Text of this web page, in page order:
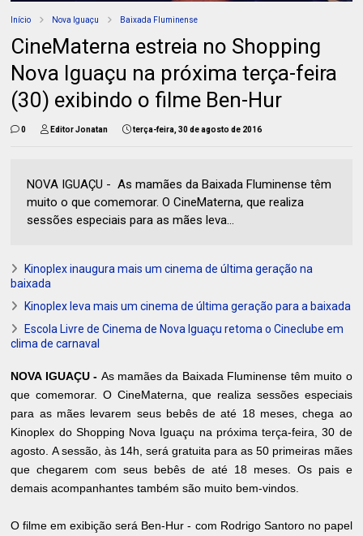
Início Nova Iguaçu Baixada Fluminense
CineMaterna estreia no Shopping
Nova Iguaçu na próxima terça-feira
(30) exibindo o filme Ben-Hur
0 Editor Jonatan terça-feira, 30 de agosto de 2016
NOVA IGUAÇU - As mamães da Baixada Fluminense têm
muito o que comemorar. O CineMaterna, que realiza
sessões especiais para as mães leva...
Kinoplex inaugura mais um cinema de última geração na
baixada
Kinoplex leva mais um cinema de última geração para a baixada
Escola Livre de Cinema de Nova Iguaçu retoma o Cineclube em
clima de carnaval
NOVA IGUAÇU - As mamães da Baixada Fluminense têm muito o
que comemorar. O CineMaterna, que realiza sessões especiais
para as mães levarem seus bebês de até 18 meses, chega ao
Kinoplex do Shopping Nova Iguaçu na próxima terça-feira, 30 de
agosto. A sessão, às 14h, será gratuita para as 50 primeiras mães
que chegarem com seus bebês de até 18 meses. Os pais e
demais acompanhantes também são muito bem-vindos.
O filme em exibição será Ben-Hur - com Rodrigo Santoro no papel